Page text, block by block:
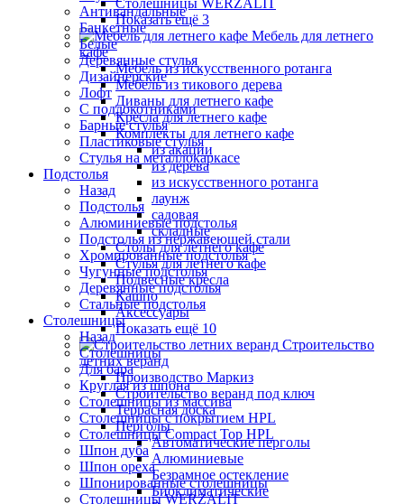
Столешницы WERZALIT
Показать ещё 3
Мебель для летнего
кафе
Мебель из искусственного ротанга
Мебель из тикового дерева
Диваны для летнего кафе
Кресла для летнего кафе
Комплекты для летнего кафе
из акации
из дерева
из искусственного ротанга
лаунж
садовая
складные
Столы для летнего кафе
Стулья для летнего кафе
Подвесные кресла
Кашпо
Аксессуары
Показать ещё 10
Строительство
летних веранд
Производство Маркиз
Строительство веранд под ключ
Террасная доска
Перголы
Автоматические перголы
Алюминиевые
Безрамное остекление
Биоклиматические
Антивандальные
Банкетные
Белые
Деревянные стулья
Дизайнерские
Лофт
С подлокотниками
Барные стулья
Пластиковые стулья
Стулья на металлокаркасе
Подстолья
Назад
Подстолья
Алюминиевые подстолья
Подстолья из нержавеющей стали
Хромированные подстолья
Чугунные подстолья
Деревянные подстолья
Стальные подстолья
Столешницы
Назад
Столешницы
Для бара
Круглая из шпона
Столешницы из массива
Столешницы с покрытием HPL
Столешницы Сompact Top HPL
Шпон дуба
Шпон ореха
Шпонированные столешницы
Столешницы WERZALIT